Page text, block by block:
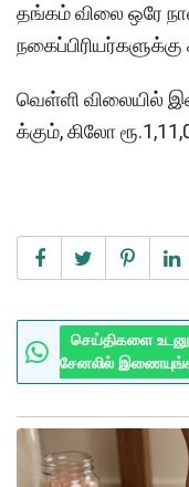
தங்கம் விலை ஒரே
வெள்ளி விலையில்
க்கும், கிலோ
செய்திகளை
சேனலில்